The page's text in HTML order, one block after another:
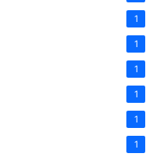
1
1
1
1
1
1